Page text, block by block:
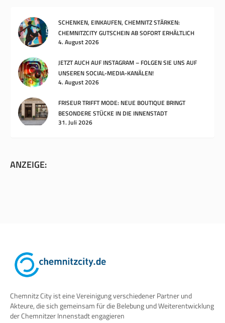
SCHENKEN, EINKAUFEN, CHEMNITZ STÄRKEN:
CHEMNITZCITY GUTSCHEIN AB SOFORT ERHÄLTLICH
4. August 2026
JETZT AUCH AUF INSTAGRAM – FOLGEN SIE UNS AUF
UNSEREN SOCIAL-MEDIA-KANÄLEN!
4. August 2026
FRISEUR TRIFFT MODE: NEUE BOUTIQUE BRINGT
BESONDERE STÜCKE IN DIE INNENSTADT
31. Juli 2026
ANZEIGE:
Chemnitz City ist eine Vereinigung verschiedener Partner und
Akteure, die sich gemeinsam für die Belebung und Weiterentwicklung
der Chemnitzer Innenstadt engagieren